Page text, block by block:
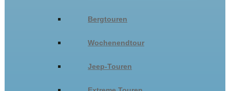
Bergtouren
Wochenendtour
Jeep-Touren